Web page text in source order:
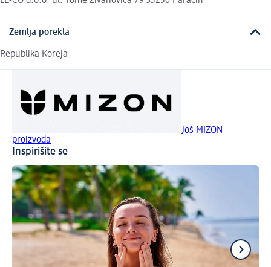
Zemlja porekla
Republika Koreja
Još MIZON
proizvoda
Inspirišite se